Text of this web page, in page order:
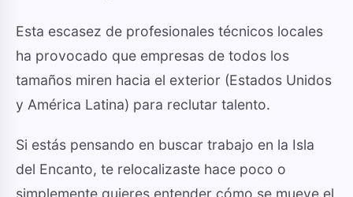
Esta escasez de profesionales técnicos locales
ha provocado que empresas de todos los
tamaños miren hacia el exterior (Estados Unidos
y América Latina) para reclutar talento.
Si estás pensando en buscar trabajo en la Isla
del Encanto, te relocalizaste hace poco o
simplemente quieres entender cómo se mueve el